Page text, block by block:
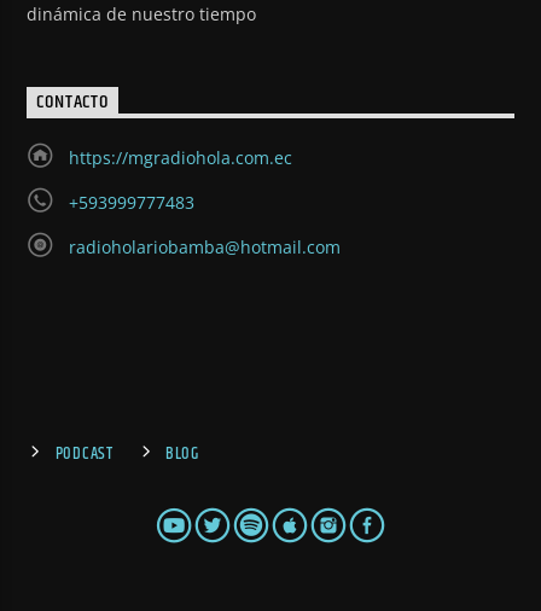
dinámica de nuestro tiempo
CONTACTO
https://mgradiohola.com.ec
+593999777483
radioholariobamba@hotmail.com
PODCAST BLOG